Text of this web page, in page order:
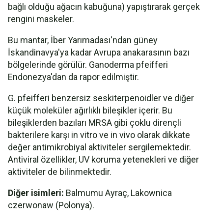
bağlı olduğu ağacın kabuğuna) yapıştırarak gerçek
rengini maskeler.
Bu mantar, İber Yarımadası'ndan güney
İskandinavya'ya kadar Avrupa anakarasının bazı
bölgelerinde görülür. Ganoderma pfeifferi
Endonezya'dan da rapor edilmiştir.
G. pfeifferi benzersiz seskiterpenoidler ve diğer
küçük moleküler ağırlıklı bileşikler içerir. Bu
bileşiklerden bazıları MRSA gibi çoklu dirençli
bakterilere karşı in vitro ve in vivo olarak dikkate
değer antimikrobiyal aktiviteler sergilemektedir.
Antiviral özellikler, UV koruma yetenekleri ve diğer
aktiviteler de bilinmektedir.
Diğer isimleri: Balmumu Ayraç, Lakownica
czerwonaw (Polonya).